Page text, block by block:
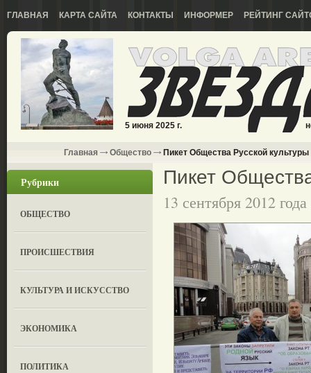
ГЛАВНАЯ КАРТА САЙТА КОНТАКТЫ ИНФОРМЕР РЕЙТИНГ
5 июня 2025 г.
Главная Общество Пикет Общества Русской культуры
Рубрики
ОБЩЕСТВО
ПРОИСШЕСТВИЯ
КУЛЬТУРА И ИСКУССТВО
ЭКОНОМИКА
ПОЛИТИКА
Пикет
13 сентября 2012 года